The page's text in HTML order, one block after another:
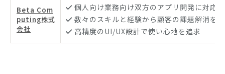
Beta Com
puting株式
会社
個人向け業務向け双方のアプリ開発に対応
数々のスキルと経験から顧客の課題解消を
高精度のUI/UX設計で使い心地を追求